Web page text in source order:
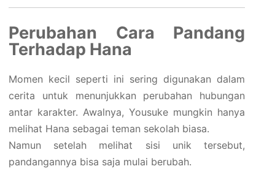
Perubahan Cara Pandang
Terhadap Hana
Momen kecil seperti ini sering digunakan dalam
cerita untuk menunjukkan perubahan hubungan
antar karakter. Awalnya, Yousuke mungkin hanya
melihat Hana sebagai teman sekolah biasa.
Namun setelah melihat sisi unik tersebut,
pandangannya bisa saja mulai berubah.